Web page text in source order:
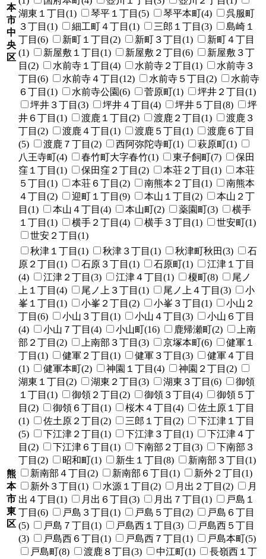
本
市
中
央
区
湖東１丁目(1)
琴平１丁目(5) 琴平本町(4)
呉服町
３丁目(1)
細工町４丁目(1) 三郎１丁目(3)
島崎１
丁目(6)
新町１丁目(2) 新町３丁目(1)
新町４丁目
(1)
新屋敷１丁目(1) 新屋敷２丁目(6)
新屋敷３丁
目(2)
水前寺１丁目(4) 水前寺２丁目(1)
水前寺３
丁目(6)
水前寺４丁目(12) 水前寺５丁目(2)
水前寺
６丁目(1)
水前寺公園(6) 菅原町(1)
坪井２丁目(1)
坪井３丁目(3)
坪井４丁目(4) 坪井５丁目(8)
坪
井６丁目(1)
渡鹿１丁目(2) 渡鹿２丁目(1)
渡鹿３
丁目(2)
渡鹿４丁目(1) 渡鹿５丁目(1)
渡鹿６丁目
(5)
渡鹿７丁目(2) 西阿弥陀寺町(1)
萩原町(1)
八王寺町(4)
春竹町大字春竹(1) 東子飼町(7)
保田
窪１丁目(1)
保田窪２丁目(2) 本荘２丁目(1)
本荘
５丁目(1)
本荘６丁目(2) 南熊本２丁目(1)
南熊本
４丁目(2)
迎町１丁目(9) 本山１丁目(2)
本山２丁
目(1)
本山４丁目(4) 本山町(2) 薬園町(3)
横手
１丁目(1)
横手２丁目(4) 横手３丁目(1)
世安町(1)
世安２丁目(1)
熊
本
市
東
区
秋津１丁目(1) 秋津３丁目(1) 秋津町秋田(3)
石
原２丁目(1)
石原３丁目(1) 石原町(1)
江津１丁目
(4)
江津２丁目(3) 江津４丁目(1) 榎町(8)
尾ノ
上１丁目(4)
尾ノ上３丁目(1) 尾ノ上４丁目(3)
小
峯１丁目(1)
小峯２丁目(2) 小峯３丁目(1)
小山２
丁目(6)
小山３丁目(1) 小山４丁目(3)
小山６丁目
(4)
小山７丁目(4) 小山町(16) 鹿帰瀬町(2)
上南
部２丁目(2)
上南部３丁目(3) 京塚本町(6)
健軍１
丁目(1)
健軍２丁目(1) 健軍３丁目(3)
健軍４丁目
(1)
健軍本町(2) 神園１丁目(4)
神園２丁目(2)
湖東１丁目(2)
湖東２丁目(3) 湖東３丁目(6)
御領
１丁目(1)
御領２丁目(2) 御領３丁目(4)
御領５丁
目(2)
御領６丁目(1) 桜木４丁目(4)
佐土原１丁目
(1)
佐土原２丁目(2) 三郎１丁目(2)
下江津１丁目
(5)
下江津２丁目(1) 下江津３丁目(1)
下江津４丁
目(2)
下江津６丁目(1) 下南部２丁目(3)
下南部３
丁目(2)
昭和町(1) 新生１丁目(8)
新南部３丁目(1)
新南部４丁目(2)
新南部６丁目(1)
新外２丁目(1)
新外３丁目(1)
水源１丁目(2) 月出２丁目(2)
月
出４丁目(1)
月出６丁目(3) 月出７丁目(1)
戸島１
丁目(6)
戸島３丁目(1) 戸島５丁目(2)
戸島６丁目
(5)
戸島７丁目(1) 戸島西１丁目(3)
戸島西５丁目
(3)
戸島西６丁目(1) 戸島西７丁目(1)
戸島本町(5)
戸島町(8)
渡鹿８丁目(3) 中江町(1)
長嶺西１丁